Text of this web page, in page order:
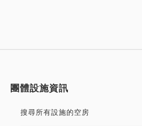
團體設施資訊
搜尋所有設施的空房